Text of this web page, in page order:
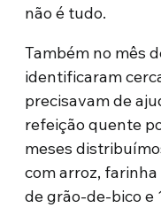
não é tudo.
Também no mês
identificaram
precisavam de
refeição quente
meses
com arroz,
de grão-de-bico e